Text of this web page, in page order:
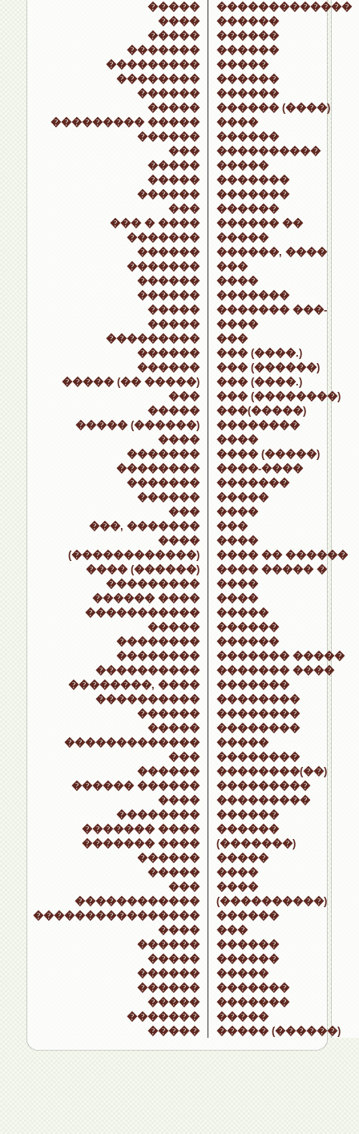
�����
����
�����
�������
���������
��������
������
�����
��������� �����
������
���
�����
�����
������
���
��� � ����
�������
������
�������
������
������
�����
�����
���������
������
������
����� (�� �����)
���
�����
����� (������)
����
�������
��������
�������
������
���
���, �������
����
(������������)
���� (������)
���������
������ ����
�����������
�����
��������
��������
����������
��������, ����
����������
������
�����
�������������
���
������
������ ������
����
��������
������� ����
������� ����
������
�����
���
������������
����������������
����
������
�����
������
������
�����
�������
�����
�������������
������
������
������
�����
������
������
������ (����)
����
������
����������
�����
�������
�������
������
������ ��
�����
������, ����
���
����
�������
������� ���-
����
���
��� (����.)
��� (������)
��� (����.)
��� (��������)
���(�����)
��������
����
���� (�����)
����-����
�������
�����
����
���
����
���� �� ������
���� ����� �
����
����
�����
������
������
������� �����
������� ����
�������
��������
��������
��������
�����
��������
��������(��)
���������
���������
������
������
(�������)
�����
����
����
(����������)
������
���
������
������
�����
�������
�������
�����
����� (������)